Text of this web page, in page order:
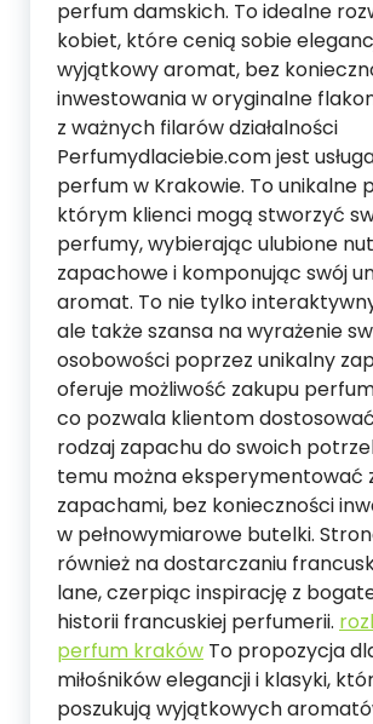
perfum damskich. To idealne
kobiet, które cenią sobie
wyjątkowy aromat, bez
inwestowania w oryginalne
z ważnych filarów działalności
Perfumydlaciebie.com jest
perfum w Krakowie. To unikalne
którym klienci mogą stworzyć
perfumy, wybierając ulubione
zapachowe i komponując swój
aromat. To nie tylko
ale także szansa na wyrażenie
osobowości poprzez unikalny
oferuje możliwość zakupu
co pozwala klientom
rodzaj zapachu do swoich
temu można eksperymentować
zapachami, bez konieczności
w pełnowymiarowe butelki.
również na dostarczaniu
lane, czerpiąc inspirację z
historii francuskiej perfumerii.
perfum kraków To propozycja
miłośników elegancji i klasyki,
poszukują wyjątkowych